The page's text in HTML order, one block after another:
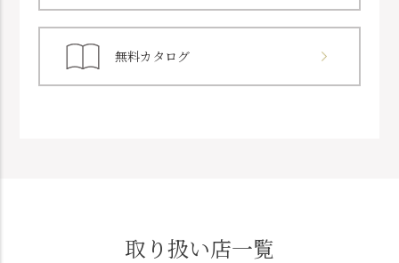
無料カタログ
取り扱い店一覧